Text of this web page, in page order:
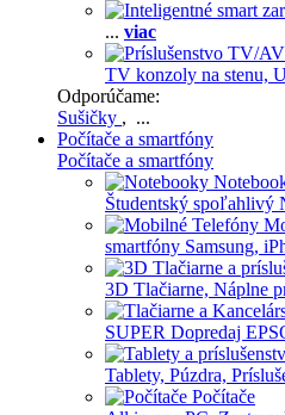
... viac
TV konzoly na stenu,
Odporúčame:
Sušičky , ...
Počítače a smartfóny
Počítače a smartfóny
Študentský spoľahlivý
smartfóny Samsung,
3D Tlačiarne, Náplne
SUPER Dopredaj
Tablety, Púzdra,
Počítače